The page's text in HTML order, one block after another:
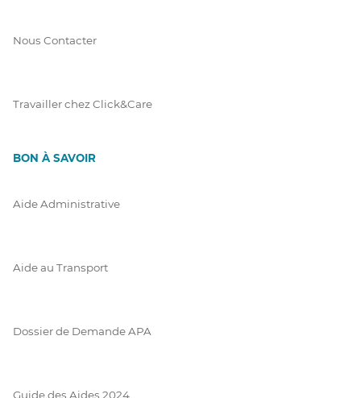
Nous Contacter
Travailler chez Click&Care
BON À SAVOIR
Aide Administrative
Aide au Transport
Dossier de Demande APA
Guide des Aides 2024